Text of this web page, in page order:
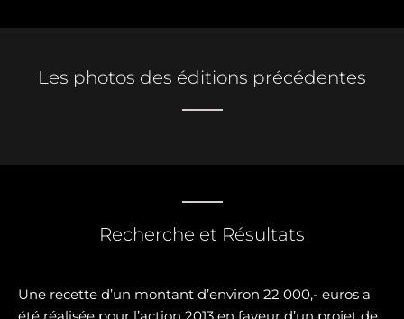
Les photos des éditions précédentes
Recherche et Résultats
Une recette d’un montant d’environ 22 000,- euros a